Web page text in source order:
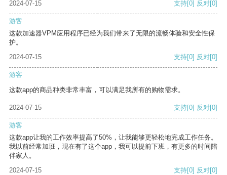
2024-07-15
支持[0] 反对[0]
游客
这款加速器VPM应用程序已经为我们带来了无限的流畅体验和安全性保
护。
2024-07-15
支持[0] 反对[0]
游客
这款app的商品种类非常丰富，可以满足我所有的购物需求。
2024-07-15 支持[0] 反对[0]
游客
这款app让我的工作效率提高了50%，让我能够更轻松地完成工作任务。
我以前经常加班，现在有了这个app，我可以提前下班，有更多的时间陪
伴家人。
2024-07-15
支持[0] 反对[0]